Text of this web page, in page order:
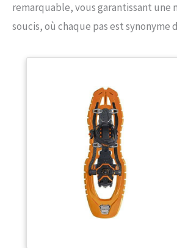
remarquable, vous garantissant une
soucis, où chaque pas est